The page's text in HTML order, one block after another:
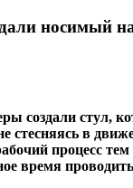
носимый на
создали стул,
стесняясь в
процесс
время